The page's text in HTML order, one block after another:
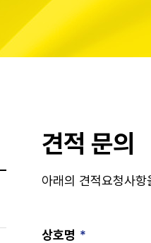
견적 문의
아래의 견적요청사
상호명 *